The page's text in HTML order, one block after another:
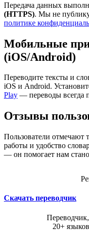
Передача данных
(HTTPS). Мы не
политике
Мобильные
(iOS/Android)
Переводите тексты и
iOS и Android.
Play — переводы всегда
Отзывы
Пользователи отмечают
работы и удобство
— он помогает нам
Скачать переводчик
20+